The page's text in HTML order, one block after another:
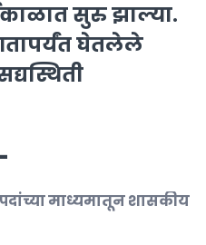
सुरु झाल्या.
घेतलेले
माध्यमातून शासकीय